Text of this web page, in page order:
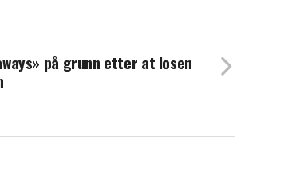
på grunn etter at losen